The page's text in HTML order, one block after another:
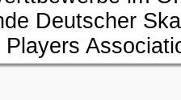
Deutscher